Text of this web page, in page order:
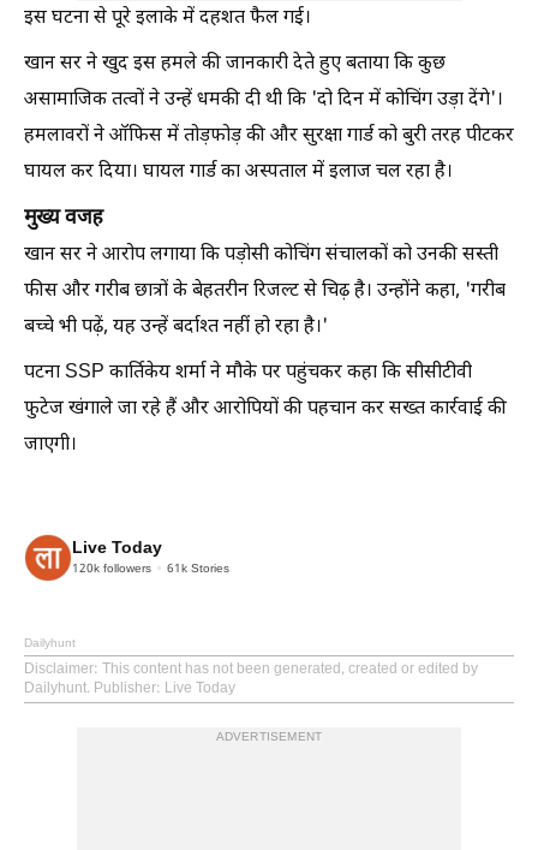
इस घटना से पूरे इलाके में दहशत फैल गई।
खान सर ने खुद इस हमले की जानकारी देते हुए बताया कि कुछ
असामाजिक तत्वों ने उन्हें धमकी दी थी कि 'दो दिन में कोचिंग उड़ा देंगे'।
हमलावरों ने ऑफिस में तोड़फोड़ की और सुरक्षा गार्ड को बुरी तरह पीटकर
घायल कर दिया। घायल गार्ड का अस्पताल में इलाज चल रहा है।
मुख्य वजह
खान सर ने आरोप लगाया कि पड़ोसी कोचिंग संचालकों को उनकी सस्ती
फीस और गरीब छात्रों के बेहतरीन रिजल्ट से चिढ़ है। उन्होंने कहा, 'गरीब
बच्चे भी पढ़ें, यह उन्हें बर्दाश्त नहीं हो रहा है।'
पटना SSP कार्तिकेय शर्मा ने मौके पर पहुंचकर कहा कि सीसीटीवी
फुटेज खंगाले जा रहे हैं और आरोपियों की पहचान कर सख्त कार्रवाई की
जाएगी।
Live Today
120k followers 61k Stories
Dailyhunt
Disclaimer: This content has not been generated, created or edited by
Dailyhunt. Publisher: Live Today
ADVERTISEMENT